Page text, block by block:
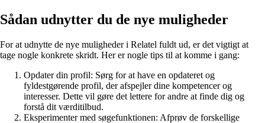
Sådan udnytter du de nye muligheder
For at udnytte de nye muligheder i Relatel fuldt ud, er det vigtigt at
tage nogle konkrete skridt. Her er nogle tips til at komme i gang:
Opdater din profil: Sørg for at have en opdateret og
fyldestgørende profil, der afspejler dine kompetencer og
interesser. Dette vil gøre det lettere for andre at finde dig og
forstå dit værditilbud.
Eksperimenter med søgefunktionen: Afprøv de forskellige